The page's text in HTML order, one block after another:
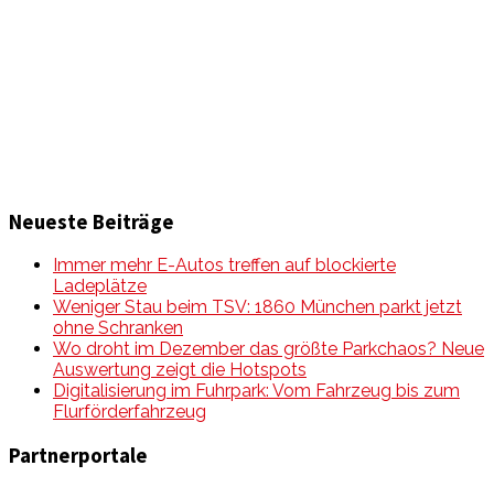
Neueste Beiträge
Immer mehr E-Autos treffen auf blockierte
Ladeplätze
Weniger Stau beim TSV: 1860 München parkt jetzt
ohne Schranken
Wo droht im Dezember das größte Parkchaos? Neue
Auswertung zeigt die Hotspots
Digitalisierung im Fuhrpark: Vom Fahrzeug bis zum
Flurförderfahrzeug
Partnerportale